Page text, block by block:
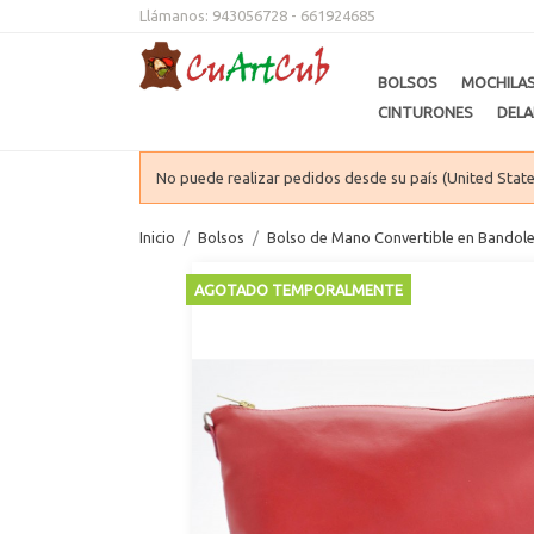
Llámanos: 943056728 - 661924685
BOLSOS
CINTURONES
No puede realizar pedidos desde su país (United
Inicio Bolsos Bolso de Mano Convertible en
AGOTADO TEMPORALMENTE